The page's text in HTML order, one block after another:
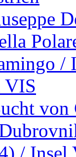
/
VIS
von
/ Insel